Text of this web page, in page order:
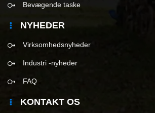
Bevægende taske
NYHEDER
Virksomhedsnyheder
Industri -nyheder
FAQ
KONTAKT OS